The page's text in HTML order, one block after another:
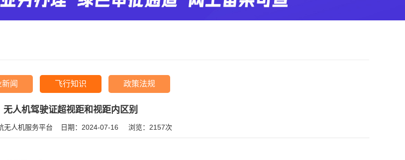
闻 飞行知识 政策法规
无人机驾驶证超视距和视距内区别
无人机服务平台 日期：2024-07-16 浏览： 2157次